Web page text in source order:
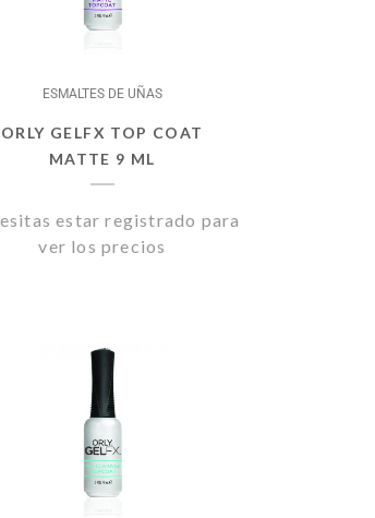
UTENSILIOS DE UÑAS
ESMALTES DE UÑAS
ORLY GELFX TOP COAT
MATTE 9 ML
estar registrado para
ver los precios